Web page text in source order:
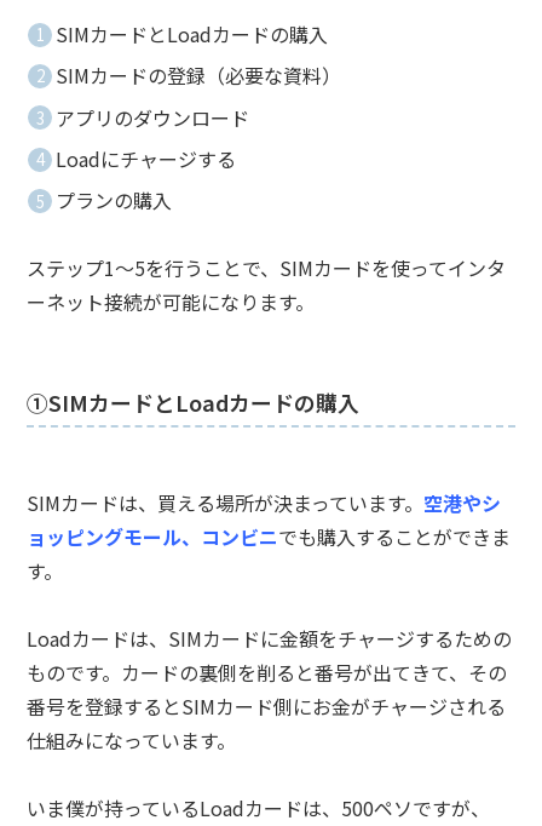
SIMカードとLoadカードの購入
SIMカードの登録（必要な資料）
アプリのダウンロード
Loadにチャージする
プランの購入
ステップ1〜5を行うことで、SIMカードを使ってインタ
ーネット接続が可能になります。
①SIMカードとLoadカードの購入
SIMカードは、買える場所が決まっています。 空港やシ
ョッピングモール、コンビニでも購入することができま
す。
Loadカードは、SIMカードに金額をチャージするための
ものです。カードの裏側を削ると番号が出てきて、その
番号を登録するとSIMカード側にお金がチャージされる
仕組みになっています。
いま僕が持っているLoadカードは、500ペソですが、